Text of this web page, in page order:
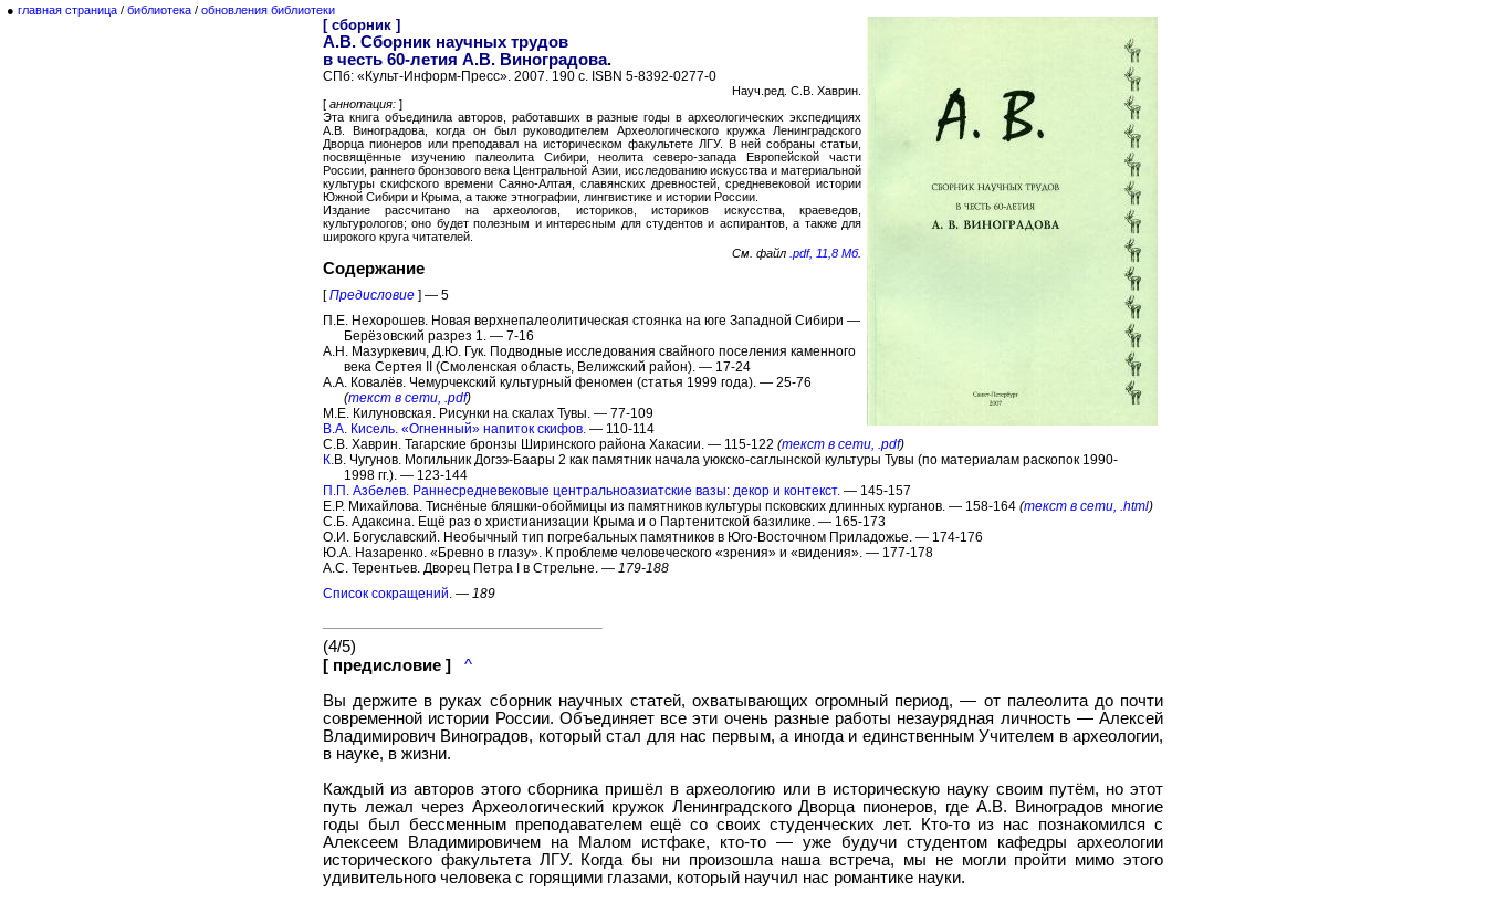
● главная страница / библиотека / обновления библиотеки
[ сборник ]
А.В. Сборник научных трудов
в честь 60-летия А.В. Виноградова.
СПб: «Культ-Информ-Пресс». 2007. 190 с. ISBN 5-8392-0277-0
Науч.ред. С.В. Хаврин.
[ аннотация: ]
Эта книга объединила авторов, работавших в разные годы в археологических экспедициях
А.В. Виноградова, когда он был руководителем Археологического кружка Ленинградского
Дворца пионеров или преподавал на историческом факультете ЛГУ. В ней собраны статьи,
посвящённые изучению палеолита Сибири, неолита северо-запада Европейской части
России, раннего бронзового века Центральной Азии, исследованию искусства и материальной
культуры скифского времени Саяно-Алтая, славянских древностей, средневековой истории
Южной Сибири и Крыма, а также этнографии, лингвистике и истории России.
Издание рассчитано на археологов, историков, историков искусства, краеведов,
культурологов; оно будет полезным и интересным для студентов и аспирантов, а также для
широкого круга читателей.
См. файл .pdf, 11,8 Мб.
Содержание
[Предисловие ] — 5
П.Е. Нехорошев. Новая верхнепалеолитическая стоянка на юге Западной Сибири —
Берёзовский разрез 1. — 7-16
А.Н. Мазуркевич, Д.Ю. Гук. Подводные исследования свайного поселения каменного
века Сертея II (Смоленская область, Велижский район). — 17-24
A.А. Ковалёв. Чемурчекский культурный феномен (статья 1999 года). — 25-76
(текст в сети, .pdf)
М.Е. Килуновская. Рисунки на скалах Тувы. — 77-109
B.А. Кисель. «Огненный» напиток скифов. — 110-114
C.В. Хаврин. Тагарские бронзы Ширинского района Хакасии. — 115-122 (текст в сети, .pdf)
К.В. Чугунов. Могильник Догээ-Баары 2 как памятник начала уюкско-саглынской культуры Тувы (по материалам раскопок 1990-
1998 гг.). — 123-144
П.П. Азбелев. Раннесредневековые центральноазиатские вазы: декор и контекст. — 145-157
Е.Р. Михайлова. Тиснёные бляшки-обоймицы из памятников культуры псковских длинных курганов. — 158-164 (текст в сети, .html)
С.Б. Адаксина. Ещё раз о христианизации Крыма и о Партенитской базилике. — 165-173
О.И. Богуславский. Необычный тип погребальных памятников в Юго-Восточном Приладожье. — 174-176
Ю.А. Назаренко. «Бревно в глазу». К проблеме человеческого «зрения» и «видения». — 177-178
А.С. Терентьев. Дворец Петра I в Стрельне. — 179-188
Список сокращений. — 189
(4/5)
[ предисловие ]
^
Вы держите в руках сборник научных статей, охватывающих огромный период, — от палеолита до почти
современной истории России. Объединяет все эти очень разные работы незаурядная личность — Алексей
Владимирович Виноградов, который стал для нас первым, а иногда и единственным Учителем в археологии,
в науке, в жизни.
Каждый из авторов этого сборника пришёл в археологию или в историческую науку своим путём, но этот
путь лежал через Археологический кружок Ленинградского Дворца пионеров, где А.В. Виноградов многие
годы был бессменным преподавателем ещё со своих студенческих лет. Кто-то из нас познакомился с
Алексеем Владимировичем на Малом истфаке, кто-то — уже будучи студентом кафедры археологии
исторического факультета ЛГУ. Когда бы ни произошла наша встреча, мы не могли пройти мимо этого
удивительного человека с горящими глазами, который научил нас романтике науки.